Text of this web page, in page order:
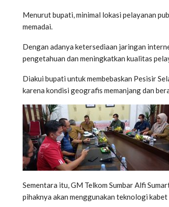
Menurut bupati, minimal lokasi pelayanan
memadai.
Dengan adanya ketersediaan jaringan
pengetahuan dan meningkatkan kualitas
Diakui bupati untuk membebaskan Pesisir
karena kondisi geografis memanjang dan
Sementara itu, GM Telkom Sumbar Alfi
pihaknya akan menggunakan teknologi